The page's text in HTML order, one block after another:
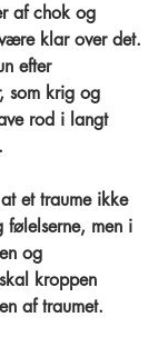
af chok og
klar over det.
efter
som krig og
rod i langt
et traume ikke
men i
og
kroppen
af traumet.